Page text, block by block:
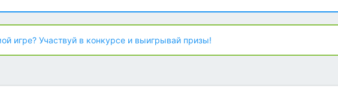
игре? Участвуй в конкурсе и выигрывай призы!